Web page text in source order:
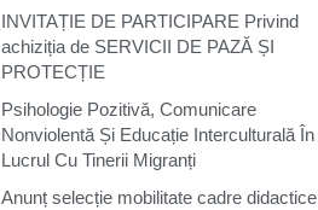
INVITAȚIE DE PARTICIPARE Privind
achiziția de SERVICII DE PAZĂ ȘI
PROTECȚIE
Psihologie Pozitivă, Comunicare
Nonviolentă Și Educație Interculturală În
Lucrul Cu Tinerii Migranți
Anunț selecție mobilitate cadre didactice